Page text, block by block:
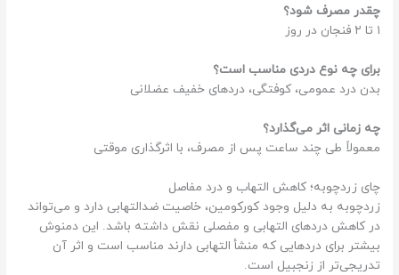
چقدر مصرف شود؟
۱ تا ۲ فنجان در روز
برای چه نوع دردی مناسب است؟
بدن درد عمومی، کوفتگی، دردهای خفیف عضلانی
چه زمانی اثر می‌گذارد؟
معمولاً طی چند ساعت پس از مصرف، با اثرگذاری موقتی
چای زردچوبه؛ کاهش التهاب و درد مفاصل
زردچوبه به دلیل وجود کورکومین، خاصیت ضدالتهابی دارد و می‌تواند
در کاهش دردهای التهابی و مفصلی نقش داشته باشد. این دمنوش
بیشتر برای دردهایی که منشأ التهابی دارند مناسب است و اثر آن
تدریجی‌تر از زنجبیل است.